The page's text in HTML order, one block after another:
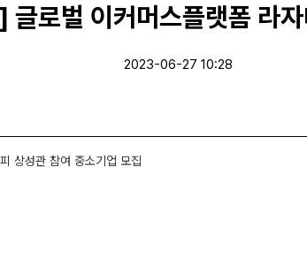
로벌 이커머스플랫폼 라
2023-06-27 10:28
상성관 참여 중소기업 모집